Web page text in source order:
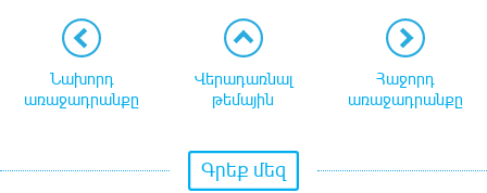
Նախորդ
առաջադրանքը
Վերադառնալ
թեմային
Հաջորդ
առաջադրանքը
Գրեք մեզ